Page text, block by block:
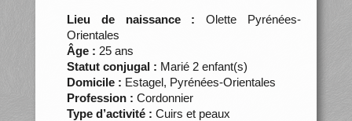
Lieu de naissance : Olette Pyrénées-
Orientales
Âge : 25 ans
Statut conjugal : Marié 2 enfant(s)
Domicile : Estagel, Pyrénées-Orientales
Profession : Cordonnier
Type d’activité : Cuirs et peaux